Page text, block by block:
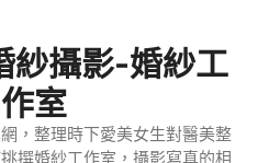
紗攝影-婚紗工
作室
，整理時下愛美女生對醫美整
撰婚紗工作室，攝影寫真的相